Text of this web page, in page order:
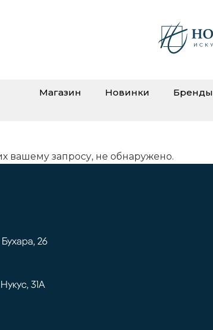
Магазин Новинки Бренды
вашему запросу, не обнаружено.
Бухара, 26
31А